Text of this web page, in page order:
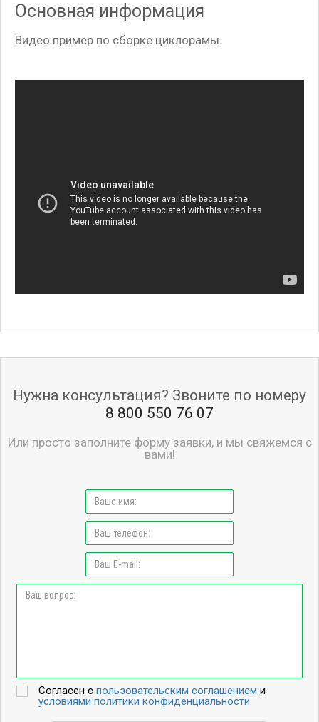
Основная информация
Видео пример по сборке циклорамы.
Нужна консультация? Звоните по номеру
8 800 550 76 07
Или просто заполните форму заявки, и мы свяжемся с
вами!
Согласен спользовательским соглашением и
условиями политики конфиденциальности